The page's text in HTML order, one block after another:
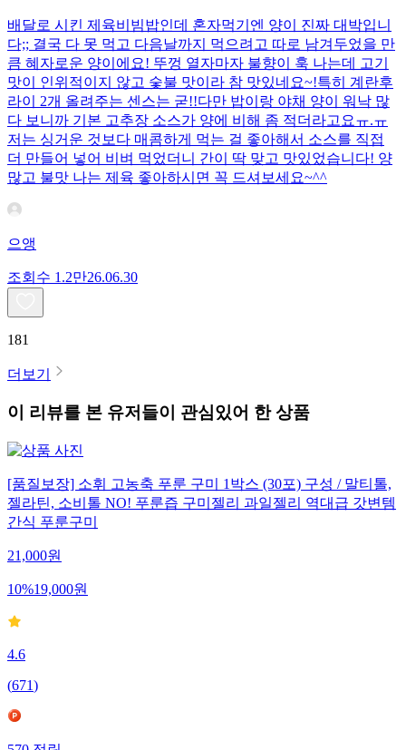
배달로 시킨 제육비빔밥인데 혼자먹기엔 양이 진짜 대박입니
다;; 결국 다 못 먹고 다음날까지 먹으려고 따로 남겨두었을 만
큼 혜자로운 양이에요! 뚜껑 열자마자 불향이 훅 나는데 고기
맛이 인위적이지 않고 숯불 맛이라 참 맛있네요~!특히 계란후
라이 2개 올려주는 센스는 굳!! ​다만 밥이랑 야채 양이 워낙 많
다 보니까 기본 고추장 소스가 양에 비해 좀 적더라고요ㅠ.ㅠ
저는 싱거운 것보다 매콤하게 먹는 걸 좋아해서 소스를 직접
더 만들어 넣어 비벼 먹었더니 간이 딱 맞고 맛있었습니다! 양
많고 불맛 나는 제육 좋아하시면 꼭 드셔보세요~^^
으앵
조회수 1.2만26.06.30
181
더보기
이 리뷰를 본 유저들이 관심있어 한 상품
[품질보장] 소휘 고농축 푸룬 구미 1박스 (30포) 구성 / 말티톨,
젤라틴, 소비톨 NO! 푸룬즙 구미젤리 과일젤리 역대급 갓변템
간식 푸룬구미
21,000원
10%19,000원
4.6
(671)